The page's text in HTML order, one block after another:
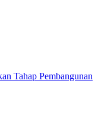
Tahap Pembangunan